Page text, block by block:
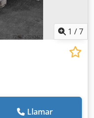
1 /7
Llamar